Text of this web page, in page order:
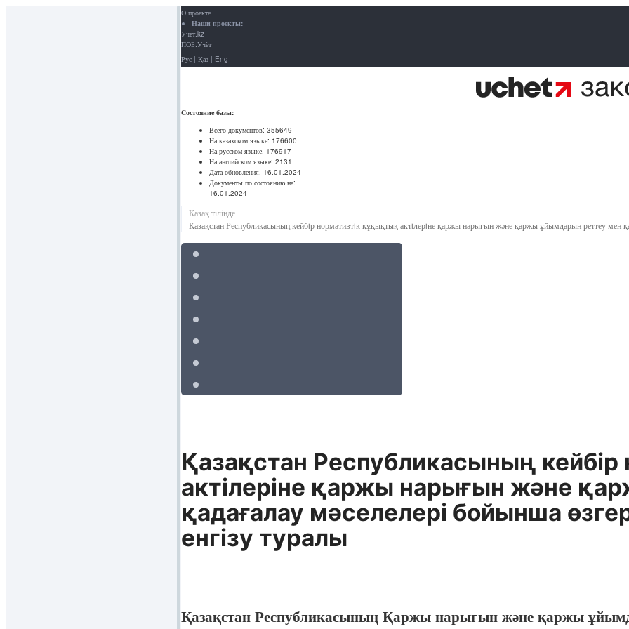
О проекте
Наши проекты:
Учёт.kz
ПОБ.Учёт
Рус | Қаз | Eng
Состояние базы:
Всего документов: 355649
На казахском языке: 176600
На русском языке: 176917
На английском языке: 2131
Дата обновления: 16.01.2024
Документы по состоянию на:
16.01.2024
Қазақ тілінде
Қазақстан Республикасының кейбiр нормативтiк құқықтық актiлерiне қаржы нарығын және қаржы ұйымдарын реттеу мен
Қазақстан Республикасының
актiлерiне қаржы нарығын және
қадағалау мәселелерi бойынша
енгiзу туралы
Қазақстан Республикасының Қаржы нарығын және қаржы